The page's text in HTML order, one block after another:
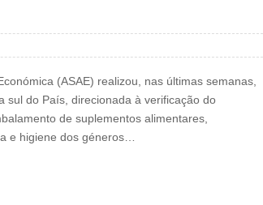
(ASAE) realizou, nas últimas semanas,
sul do País, direcionada à verificação do
de suplementos alimentares,
e higiene dos géneros…